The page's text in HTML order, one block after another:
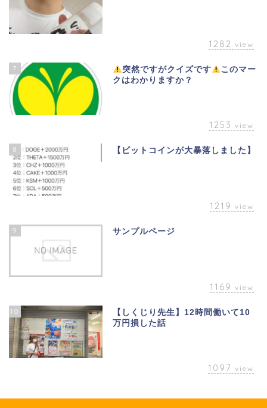
1282 view
7 突然ですがクイズです
このマー
クはわかりますか？
1253 view
8 【ビットコインが大暴落しました】
1219 view
9 サンプルページ
1169 view
10
【しくじり先生】12時間働いて10
万円損した話
1097 view